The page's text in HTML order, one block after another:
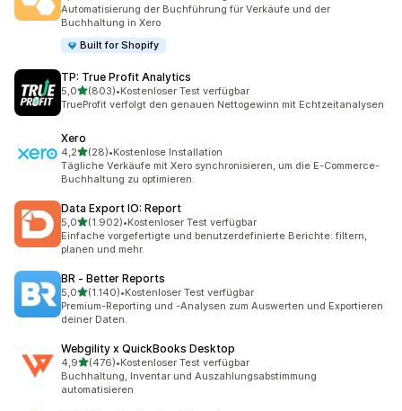
Automatisierung der Buchführung für Verkäufe und der
Buchhaltung in Xero
Built for Shopify
TP: True Profit Analytics
5,0von 5 Sternen
(803)
803 Rezensionen insgesamt
•Kostenloser Test verfügbar
TrueProfit verfolgt den genauen Nettogewinn mit Echtzeitanalysen
Xero
4,2von 5 Sternen
(28)
28 Rezensionen insgesamt
•Kostenlose Installation
Tägliche Verkäufe mit Xero synchronisieren, um die E-Commerce-
Buchhaltung zu optimieren.
Data Export IO: Report
5,0von 5 Sternen
(1.902)
1902 Rezensionen insgesamt
•Kostenloser Test verfügbar
Einfache vorgefertigte und benutzerdefinierte Berichte: filtern,
planen und mehr.
BR ‑ Better Reports
5,0von 5 Sternen
(1.140)
1140 Rezensionen insgesamt
•Kostenloser Test verfügbar
Premium-Reporting und -Analysen zum Auswerten und Exportieren
deiner Daten.
Webgility x QuickBooks Desktop
4,9von 5 Sternen
(476)
476 Rezensionen insgesamt
•Kostenloser Test verfügbar
Buchhaltung, Inventar und Auszahlungsabstimmung
automatisieren